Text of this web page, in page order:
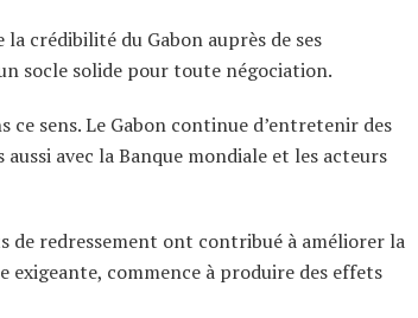
crédibilité du Gabon auprès de ses
socle solide pour toute négociation.
sens. Le Gabon continue d’entretenir des
avec la Banque mondiale et les acteurs
de redressement ont contribué à améliorer la
exigeante, commence à produire des effets